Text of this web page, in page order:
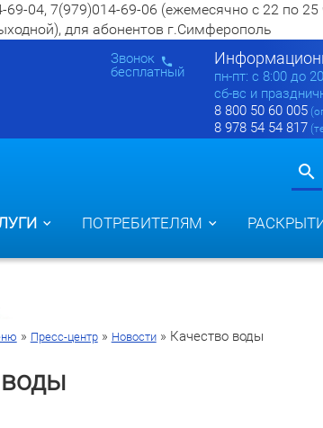
04, 7(979)014-69-06 (ежемесячно с 22 по 25
для абонентов г.Симферополь
пн-пт: c 8:00 до
сб-вс и
8 800 50 60 005
8 978 54 54 817
Звонок
бесплатный
ПОТРЕБИТЕЛЯМ
» Пресс-центр» Новости» Качество воды